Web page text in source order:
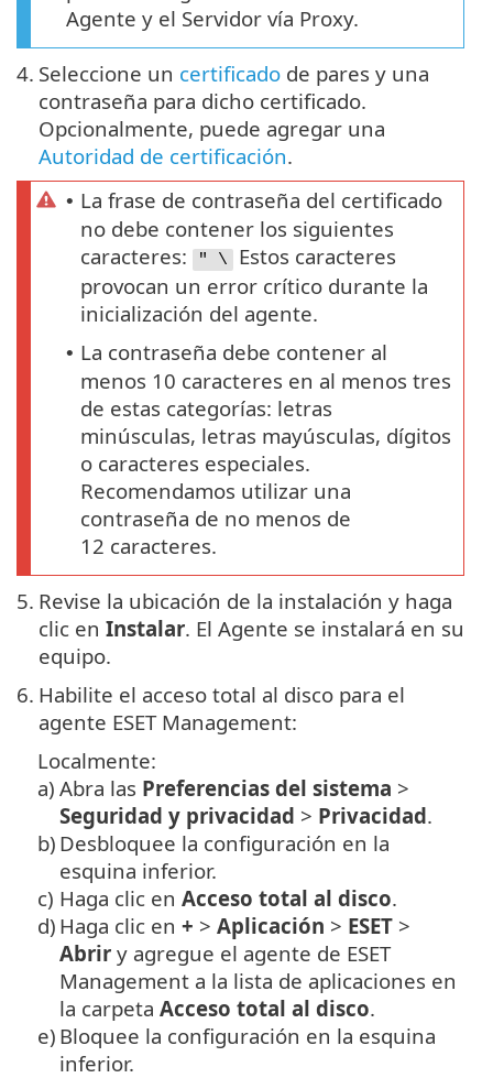
Agente y el Servidor vía Proxy.
4. Seleccione un certificado de pares y una
contraseña para dicho certificado.
Opcionalmente, puede agregar una
Autoridad de certificación.
• La frase de contraseña del certificado
no debe contener los siguientes
caracteres:
" \
Estos caracteres
provocan un error crítico durante la
inicialización del agente.
• La contraseña debe contener al
menos 10 caracteres en al menos tres
de estas categorías: letras
minúsculas, letras mayúsculas, dígitos
o caracteres especiales.
Recomendamos utilizar una
contraseña de no menos de
12 caracteres.
5. Revise la ubicación de la instalación y haga
clic en Instalar. El Agente se instalará en su
equipo.
6. Habilite el acceso total al disco para el
agente ESET Management:
Localmente:
a) Abra las Preferencias del sistema >
Seguridad y privacidad > Privacidad.
b) Desbloquee la configuración en la
esquina inferior.
c) Haga clic en Acceso total al disco.
d) Haga clic en + > Aplicación > ESET >
Abrir y agregue el agente de ESET
Management a la lista de aplicaciones en
la carpeta Acceso total al disco.
e) Bloquee la configuración en la esquina
inferior.